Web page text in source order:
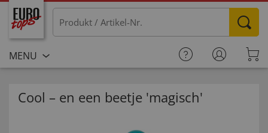
MENU
Cool – en een beetje 'magisch'